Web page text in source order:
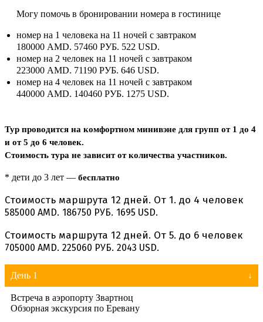
Могу помочь в бронировании номера в гостинице
номер на 1 человека на 11 ночей с завтраком
180000 AMD. 57460 РУБ. 522 USD.
номер на 2 человек на 11 ночей с завтраком
223000 AMD. 71190 РУБ. 646 USD.
номер на 4 человек на 11 ночей с завтраком
440000 AMD. 140460 РУБ. 1275 USD.
Тур проводится на комфортном минивэне для групп от 1 до 4
и от 5 до 6 человек.
Стоимость тура не зависит от количества участников.
* дети до 3 лет — бесплатно
Стоимость маршрута 12 дней. От 1. до 4 человек
585000 AMD. 186750 РУБ. 1695 USD.
Стоимость маршрута 12 дней. От 5. до 6 человек
705000 AMD. 225060 РУБ. 2043 USD.
День 1
Встреча в аэропорту Звартноц
Обзорная экскурсия по Еревану